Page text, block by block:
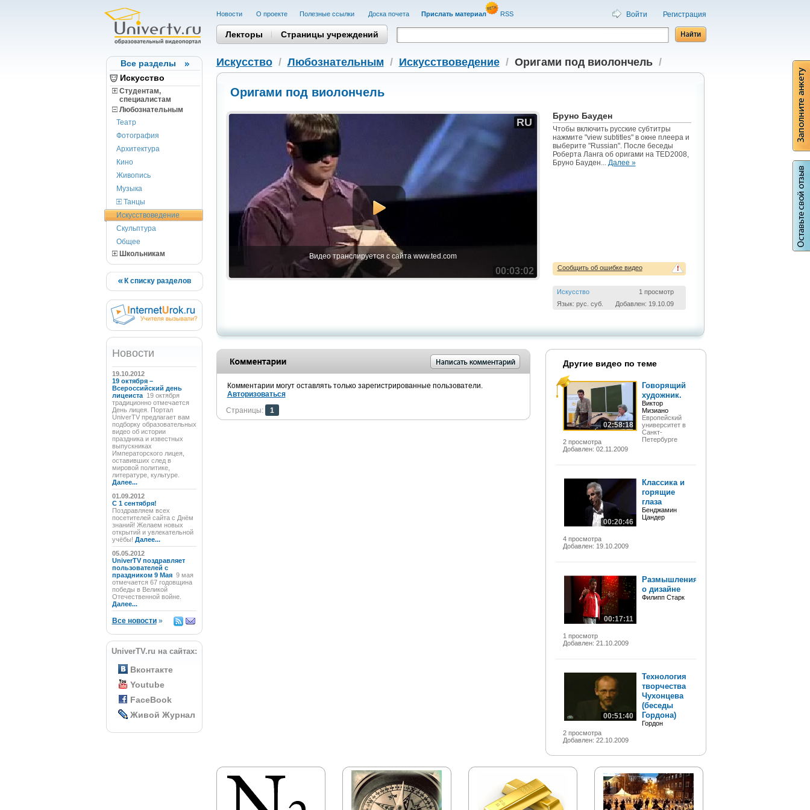
Все разделы
Искусство
Студентам,
cпециалистам
Любознательным
Театр
Фотография
Архитектура
Кино
Живопись
Музыка
Танцы
Искусствоведение
Скульптура
Общее
Школьникам
К списку разделов
Новости
19.10.2012
19 октября –
Всероссийский день
лицеиста 19 октября
традиционно отмечается
День лицея. Портал
UniverTV предлагает вам
подборку образовательных
видео об истории
праздника и известных
выпускниках
Императорского лицея,
оставивших след в
мировой политике,
литературе, культуре.
Далее...
01.09.2012
C 1 сентября!
Поздравляем всех
посетителей сайта с Днём
знаний! Желаем новых
открытий и увлекательной
учёбы! Далее...
05.05.2012
UniverTV поздравляет
пользователей с
праздником 9 Мая 9 мая
отмечается 67 годовщина
победы в Великой
Отечественной войне.
Далее...
Все новости»
UniverTV.ru на сайтах:
Вконтакте
Youtube
FaceBook
Живой Журнал
Новости О проекте Полезные cсылки Доска почета Прислать материал RSS Войти Регистрация
Лекторы Страницы учреждений
Искусство/ Любознательным / Искусствоведение/ Оригами под виолончель/
Оригами под виолончель
RU
00:03:02
Видео транслируется с сайта www.ted.com
Бруно Бауден
Чтобы включить русские субтитры
нажмите "view subtitles" в окне плеера и
выберите "Russian". После беседы
Роберта Ланга об оригами на TED2008,
Бруно Бауден... Далее »
!
Сообщить об ошибке видео
Искусство
1 просмотр
Язык: рус. суб.
Добавлен: 19.10.09
Комментарии могут оставлять только зарегистрированные пользователи.
Авторизоваться
Страницы:
1
Другие видео по теме
02:58:18
2 просмотра
Добавлен: 02.11.2009
Говорящий
художник.
Виктор
Мизиано
Европейский
университет в
Санкт-
Петербурге
00:20:46
4 просмотра
Добавлен: 19.10.2009
Классика и
горящие
глаза
Бенджамин
Цандер
00:17:11
1 просмотр
Добавлен: 21.10.2009
Размышления
о дизайне
Филипп Старк
00:51:40
2 просмотра
Добавлен: 22.10.2009
Технология
творчества
Чухонцева
(беседы
Гордона)
Гордон